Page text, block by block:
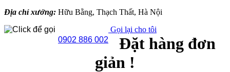
Địa chỉ xưởng: Hữu Bằng, Thạch Thất, Hà Nội
0902 886 002
Gọi lại cho tôi
Đặt hàng đơn
giản !